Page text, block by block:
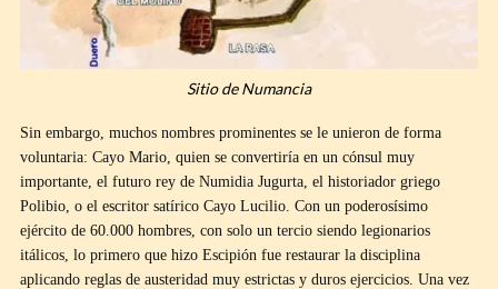
Sitio de Numancia
Sin embargo, muchos nombres prominentes se le unieron de forma
voluntaria: Cayo Mario, quien se convertiría en un cónsul muy
importante, el futuro rey de Numidia Jugurta, el historiador griego
Polibio, o el escritor satírico Cayo Lucilio. Con un poderosísimo
ejército de 60.000 hombres, con solo un tercio siendo legionarios
itálicos, lo primero que hizo Escipión fue restaurar la disciplina
aplicando reglas de austeridad muy estrictas y duros ejercicios. Una vez